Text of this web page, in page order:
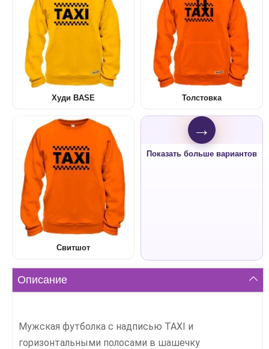
Худи BASE Толстовка
Свитшот
→
Показать больше вариантов
Описание
Мужская футболка с надписью TAXI и
горизонтальными полосами в шашечку